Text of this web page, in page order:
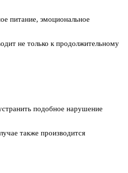
питание, эмоциональное
не только к продолжительному
подобное нарушение
также производится